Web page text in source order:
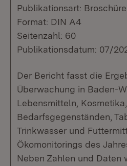
Publikationsart: Broschüre
Format: DIN A4
Seitenzahl: 60
Publikationsdatum: 07/
Der Bericht fasst die
Überwachung in Baden-
Lebensmitteln, Kosmetika,
Bedarfsgegenständen,
Trinkwasser und
Ökomonitorings des
Neben Zahlen und Daten